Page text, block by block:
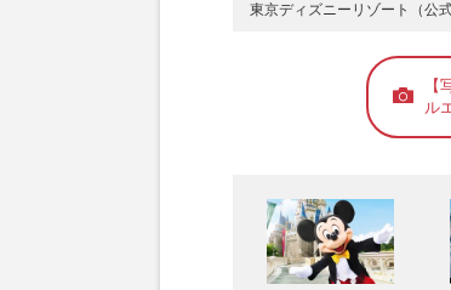
東京ディズニーリゾート（公
ル